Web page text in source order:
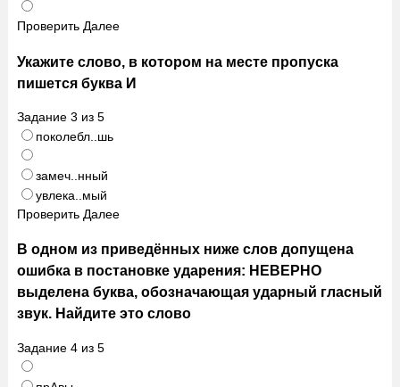
Проверить Далее
Укажите слово, в котором на месте пропуска
пишется буква И
Задание 3 из 5
поколебл..шь
замеч..нный
увлека..мый
Проверить Далее
В одном из приведённых ниже слов допущена
ошибка в постановке ударения: НЕВЕРНО
выделена буква, обозначающая ударный гласный
звук. Найдите это слово
Задание 4из 5